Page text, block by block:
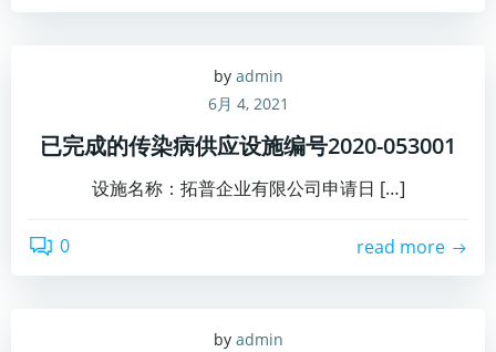
by admin
6月 4, 2021
已完成的传染病供应设施编号2020-053001
设施名称：拓普企业有限公司申请日 […]
0 read more
by admin